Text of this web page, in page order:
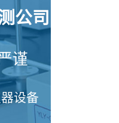
公司
谨
设备